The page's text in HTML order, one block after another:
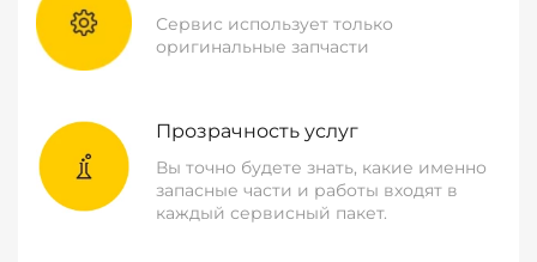
Сервис использует только
оригинальные запчасти
Прозрачность услуг
Вы точно будете знать, какие именно
запасные части и работы входят в
каждый сервисный пакет.